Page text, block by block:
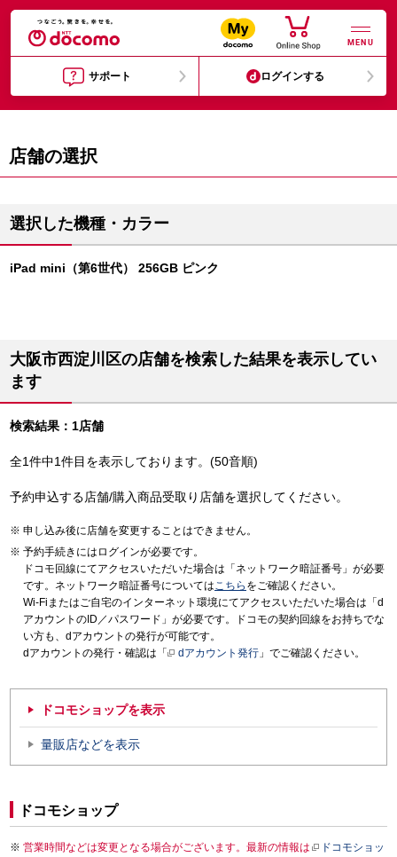
MENU
サポート ログインする
店舗の選択
選択した機種・カラー
iPad mini（第6世代） 256GB ピンク
大阪市西淀川区の店舗を検索した結果を表示してい
ます
検索結果：1店舗
全1件中1件目を表示しております。(50音順)
予約申込する店舗/購入商品受取り店舗を選択してください。
申し込み後に店舗を変更することはできません。
予約手続きにはログインが必要です。
ドコモ回線にてアクセスいただいた場合は「ネットワーク暗証番号」が必要
です。ネットワーク暗証番号についてはこちら をご確認ください。
Wi-Fiまたはご自宅のインターネット環境にてアクセスいただいた場合は「d
アカウントのID／パスワード」が必要です。ドコモの契約回線をお持ちでな
い方も、dアカウントの発行が可能です。
dアカウントの発行・確認は「
dアカウント発行 」でご確認ください。
ドコモショップを表示
量販店などを表示
ドコモショップ
営業時間などは変更となる場合がございます。最新の情報は
ドコモショッ